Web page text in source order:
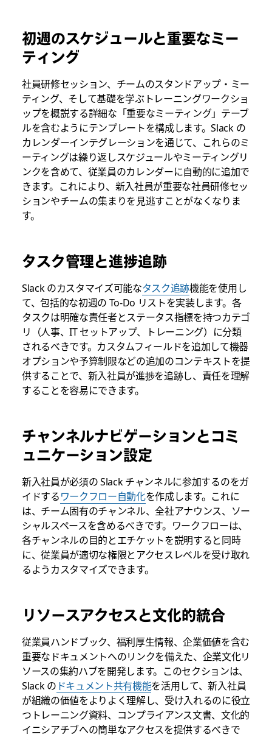
初週のスケジュールと重要なミー
ティング
社員研修セッション、チームのスタンドアップ・ミー
ティング、そして基礎を学ぶトレーニングワークショ
ップを概説する詳細な「重要なミーティング」テーブ
ルを含むようにテンプレートを構成します。Slack の
カレンダーインテグレーションを通じて、これらのミ
ーティングは繰り返しスケジュールやミーティングリ
ンクを含めて、従業員のカレンダーに自動的に追加で
きます。これにより、新入社員が重要な社員研修セッ
ションやチームの集まりを見逃すことがなくなりま
す。
タスク管理と進捗追跡
Slack のカスタマイズ可能なタスク追跡機能を使用し
て、包括的な初週の To-Do リストを実装します。各
タスクは明確な責任者とステータス指標を持つカテゴ
リ（人事、IT セットアップ、トレーニング）に分類
されるべきです。カスタムフィールドを追加して機器
オプションや予算制限などの追加のコンテキストを提
供することで、新入社員が進捗を追跡し、責任を理解
することを容易にできます。
チャンネルナビゲーションとコミ
ュニケーション設定
新入社員が必須の Slack チャンネルに参加するのをガ
イドするワークフロー自動化を作成します。これに
は、チーム固有のチャンネル、全社アナウンス、ソー
シャルスペースを含めるべきです。ワークフローは、
各チャンネルの目的とエチケットを説明すると同時
に、従業員が適切な権限とアクセスレベルを受け取れ
るようカスタマイズできます。
リソースアクセスと文化的統合
従業員ハンドブック、福利厚生情報、企業価値を含む
重要なドキュメントへのリンクを備えた、企業文化リ
ソースの集約ハブを開発します。このセクションは、
Slack の ドキュメント共有機能を活用して、新入社員
が組織の価値をよりよく理解し、受け入れるのに役立
つトレーニング資料、コンプライアンス文書、文化的
イニシアチブへの簡単なアクセスを提供するべきで